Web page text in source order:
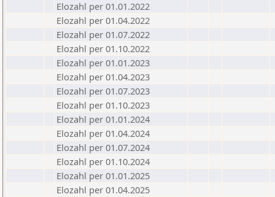
Elozahl per 01.01.2022
Elozahl per 01.04.2022
Elozahl per 01.07.2022
Elozahl per 01.10.2022
Elozahl per 01.01.2023
Elozahl per 01.04.2023
Elozahl per 01.07.2023
Elozahl per 01.10.2023
Elozahl per 01.01.2024
Elozahl per 01.04.2024
Elozahl per 01.07.2024
Elozahl per 01.10.2024
Elozahl per 01.01.2025
Elozahl per 01.04.2025